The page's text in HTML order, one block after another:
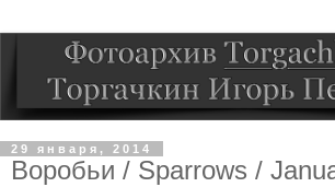
29 января, 2014
Воробьи / Sparrows /